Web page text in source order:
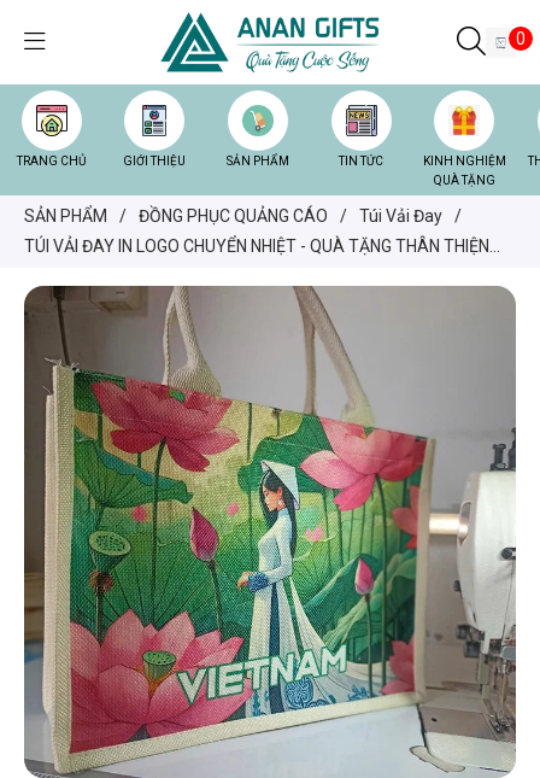
0
TRANG CHỦ GIỚI THIỆU SẢN PHẨM TIN TỨC
KINH NGHIỆM
QUÀ TẶNG
SẢN PHẨM / ĐỒNG PHỤC QUẢNG CÁO / Túi Vải Đay
/
TÚI VẢI ĐAY IN LOGO CHUYỂN NHIỆT - QUÀ TẶNG THÂN THIỆN